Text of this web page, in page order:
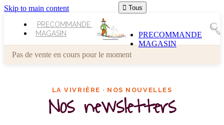
Skip to main content
PRECOMMANDE
MAGASIN
 Tous
PRECOMMANDE
MAGASIN
Pas de vente en cours pour le moment
LA VIVRIÈRE · NOS NOUVELLES
Nos newsletters